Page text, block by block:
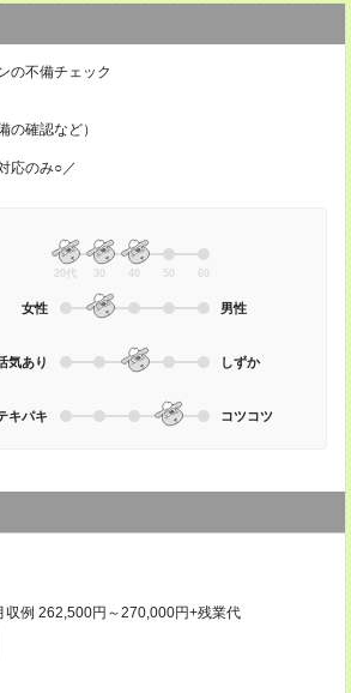
の不備チェック
の確認など）
応のみ○／
20代 30 40 50 60
女性 男性
気あり しずか
キパキ コツコツ
例 262,500円～270,000円+残業代